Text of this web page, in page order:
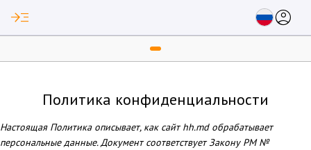
read_more account_circle
Политика конфиденциальности
Настоящая Политика описывает, как сайт hh.md обрабатывает
персональные данные. Документ соответствует Закону РМ №